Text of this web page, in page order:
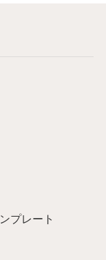
プレート